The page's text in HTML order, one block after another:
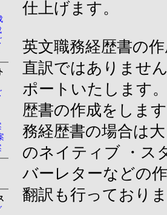
仕上げます。
英文職務経歴書の
直訳ではありませ
ポートいたします
歴書の作成をしま
務経歴書の場合は
のネイティブ ・ス
バーレターなどの
翻訳も行っており